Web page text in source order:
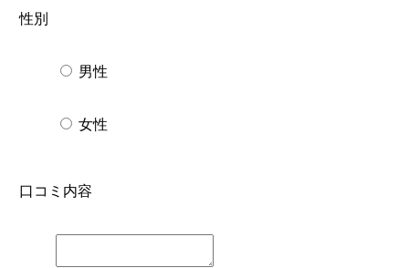
性別
男性
女性
口コミ内容